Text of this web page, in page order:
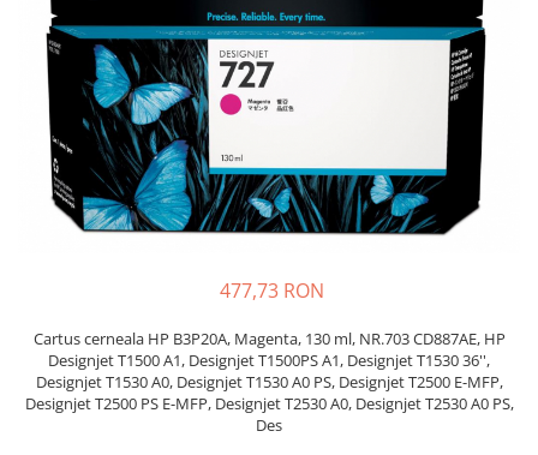
Tonere
Drum unit
Capete imprimare
Cartuse inkjet si cerneala
Hartie
Ribbon
Consumabile imprimanta
Tonere compatibile
Cartuse compatibile
477,73 RON
Cartus cerneala HP B3P20A, Magenta, 130 ml, NR.703 CD887AE, HP
Designjet T1500 A1, Designjet T1500PS A1, Designjet T1530 36'',
Designjet T1530 A0, Designjet T1530 A0 PS, Designjet T2500 E-MFP,
Designjet T2500 PS E-MFP, Designjet T2530 A0, Designjet T2530 A0 PS,
Des